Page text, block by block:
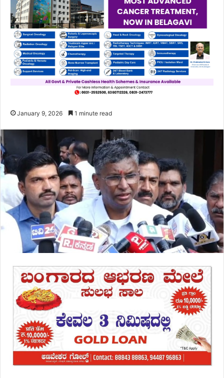
January 9, 2026 1 minute read